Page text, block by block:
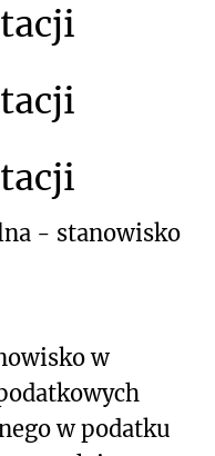
- stanowisko
w
w podatku